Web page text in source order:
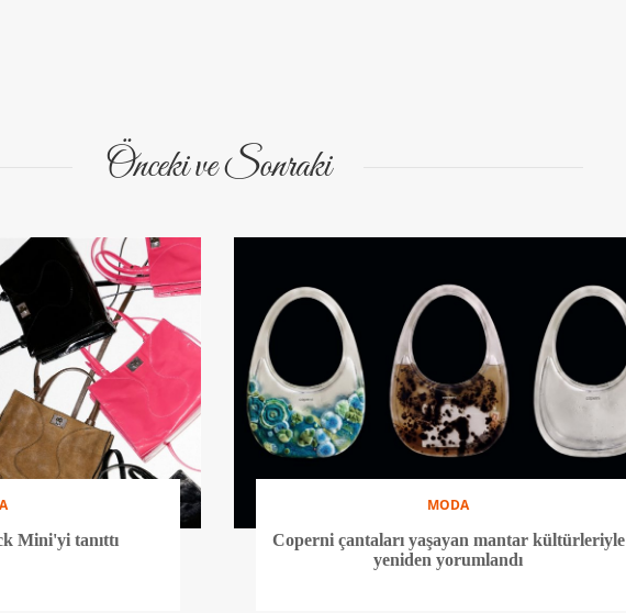
Önceki ve Sonraki
Mini'yi tanıttı
MODA
Coperni çantaları yaşayan mantar kültürleriyle
yeniden yorumlandı